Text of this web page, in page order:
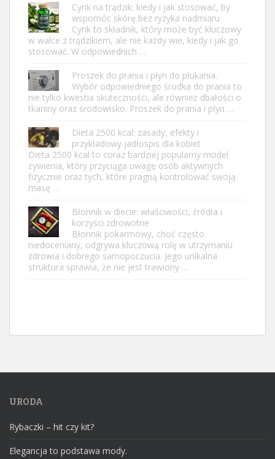
Cynk na trądzik: kiedy i jak stosować, by
wspomóc skórę bez ryzyka nadmiaru
Cynk to składnik, który może być kluczowy
w walce z trądzikiem, ale nie każdy wie, kiedy i jak go
stosować. W odpowiednich …
Proszek do prania i płyn do płukania.
Wybór odpowiedniego środka do prania to
nie tylko kwestia skuteczności, ale również dbałości o
tkaniny oraz środowisko. Proszek do prania i płyn …
Dieta 2500 kcal: zasady, efekty i
przykładowy jadłospis dla kobiet
Dieta 2500 kcal to coraz bardziej popularny model
żywienia, który przyciąga uwagę osób aktywnych
fizycznie oraz tych, które pragną kontrolować swoją
masę …
Błonnik w diecie: właściwości, źródła i
korzyści zdrowotne
Błonnik pokarmowy, choć często
niedoceniany, odgrywa kluczową rolę w utrzymaniu
zdrowia i dobrego samopoczucia. Jego unikalna
struktura sprawia, że nie jest trawiony …
URODA
Rybaczki – hit czy kit?
Elegancja to podstawa mody.